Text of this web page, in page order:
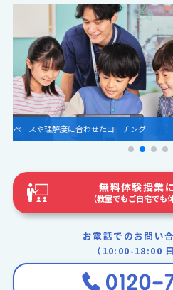
圧倒的な世界観とグラフィック
無料体験授業
（教室でもご自宅でも
お電話でのお問い
（10:00-18:00